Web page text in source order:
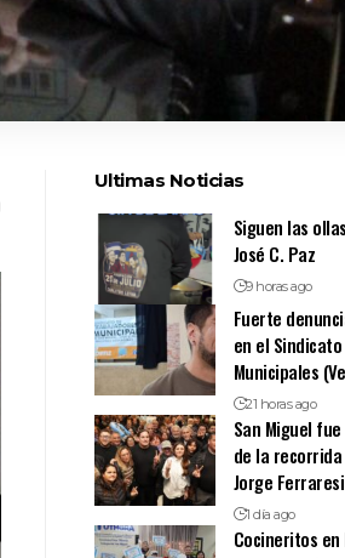
Ultimas Noticias
Siguen las
José C. Paz
9 horas ago
Fuerte
en el
Municipales
21 horas ago
San Miguel
de la
Jorge
1 día ago
Cocineritos